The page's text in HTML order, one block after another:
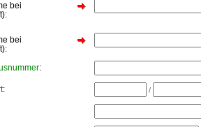
bei
bei
:
: /